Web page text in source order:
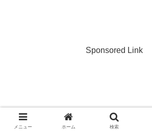
Sponsored Link
メニュー ホーム 検索